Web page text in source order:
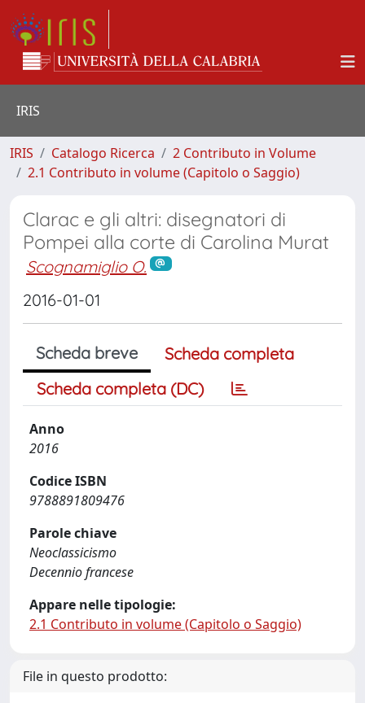
IRIS
IRIS Catalogo Ricerca
2 Contributo in Volume
2.1 Contributo in volume (Capitolo o Saggio)
Clarac e gli altri: disegnatori di
Pompei alla corte di Carolina Murat
Scognamiglio O.
2016-01-01
Scheda breve
Scheda completa
Scheda completa (DC)
Anno
2016
Codice ISBN
9788891809476
Parole chiave
Neoclassicismo
Decennio francese
Appare nelle tipologie:
2.1 Contributo in volume (Capitolo o Saggio)
File in questo prodotto: